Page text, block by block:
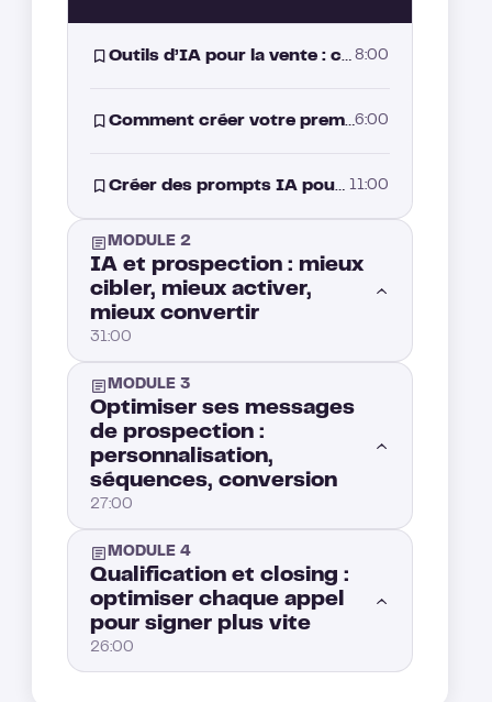
Outils d’IA pour la vente : ceux qui font vraiment bouger votre pipeline 8:00
Comment créer votre premier agent IA pour automatiser vos ventes et optimiser votre workflow6:00
Créer des prompts IA pour prospecter avec impact 11:00
MODULE 2
IA et prospection : mieux
cibler, mieux activer,
mieux convertir
31:00
MODULE 3
Optimiser ses messages
de prospection :
personnalisation,
séquences, conversion
27:00
MODULE 4
Qualification et closing :
optimiser chaque appel
pour signer plus vite
26:00